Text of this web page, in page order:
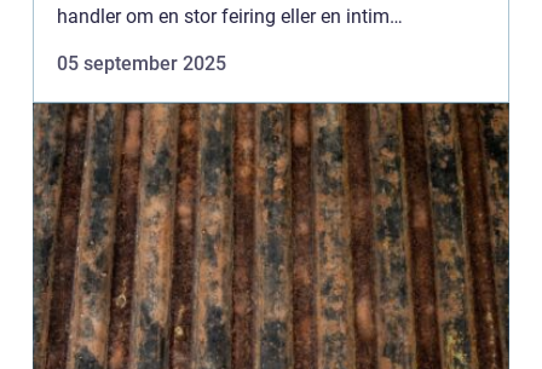
handler om en stor feiring eller en intim
05 september 2025